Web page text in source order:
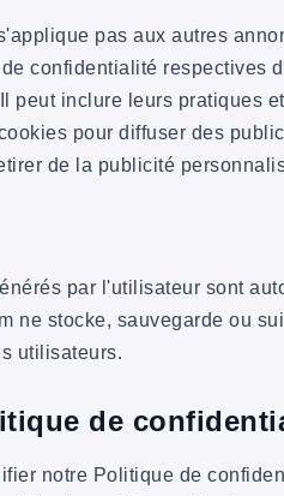
pas aux autres
confidentialité respectives
peut inclure leurs pratiques
pour diffuser des
de la publicité
par l'utilisateur sont
ne stocke, sauvegarde ou
utilisateurs.
de
notre Politique de